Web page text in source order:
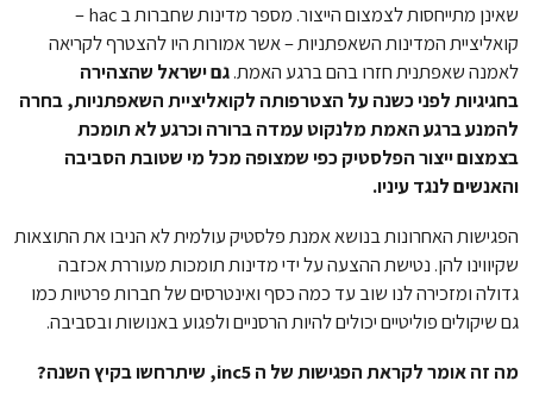
שאינן מתייחסות לצמצום הייצור. מספר מדינות שחברות ב hac –
קואליציית המדינות השאפתניות – אשר אמורות היו להצטרף לקריאה
לאמנה שאפתנית חזרו בהם ברגע האמת.גם ישראל שהצהירה
בחגיגיות לפני כשנה על הצטרפותה לקואליציית השאפתניות, בחרה
להמנע ברגע האמת מלנקוט עמדה ברורה וכרגע לא תומכת
בצמצום ייצור הפלסטיק כפי שמצופה מכל מי שטובת הסביבה
והאנשים לנגד עיניו.
הפגישות האחרונות בנושא אמנת פלסטיק עולמית לא הניבו את התוצאות
שקיווינו להן. נטישת ההצעה על ידי מדינות תומכות מעוררת אכזבה
גדולה ומזכירה לנו שוב עד כמה כסף ואינטרסים של חברות פרטיות כמו
גם שיקולים פוליטיים יכולים להיות הרסניים ולפגוע באנושות ובסביבה.
מה זה אומר לקראת הפגישות של ה inc5, שיתרחשו בקיץ השנה?